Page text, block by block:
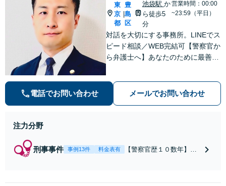
東
京
都
|
豊
島
区
池袋駅 か
ら徒歩5
分
営業時間：00:00
~23:59（平日）
対話を大切にする事務所。LINEでス
ピード相談／WEB完結可【警察官か
ら弁護士へ】あなたのために最善の
婚などの民事から刑事事件まで幅広
く支援【完全個室】
電話でお問い合わせ メールでお問い合わせ
注力分野
刑事事件 事例13件 料金表有
【警察官歴１０数年】